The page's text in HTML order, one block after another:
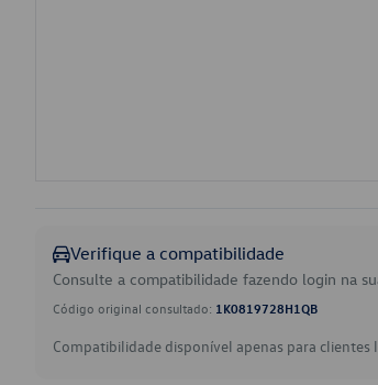
Verifique a compatibilidade
Consulte a compatibilidade fazendo login na
Código original consultado: 1K0819728H1QB
Compatibilidade disponível apenas para clientes